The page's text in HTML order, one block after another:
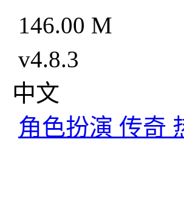
146.00 M
v4.8.3
中文
角色扮演 传奇